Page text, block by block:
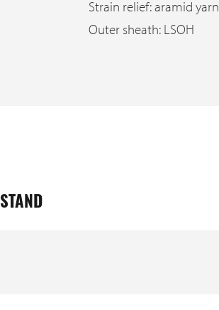
Strain relief: aramid yarn
Outer sheath: LSOH